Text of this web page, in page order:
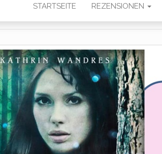
STARTSEITE REZENSIONEN